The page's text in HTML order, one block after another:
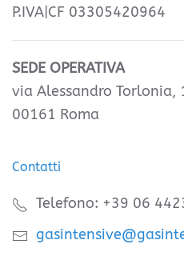
P.IVA|CF 03305420964
SEDE OPERATIVA
via Alessandro Torlonia,
00161 Roma
Contatti
Telefono: +39 06